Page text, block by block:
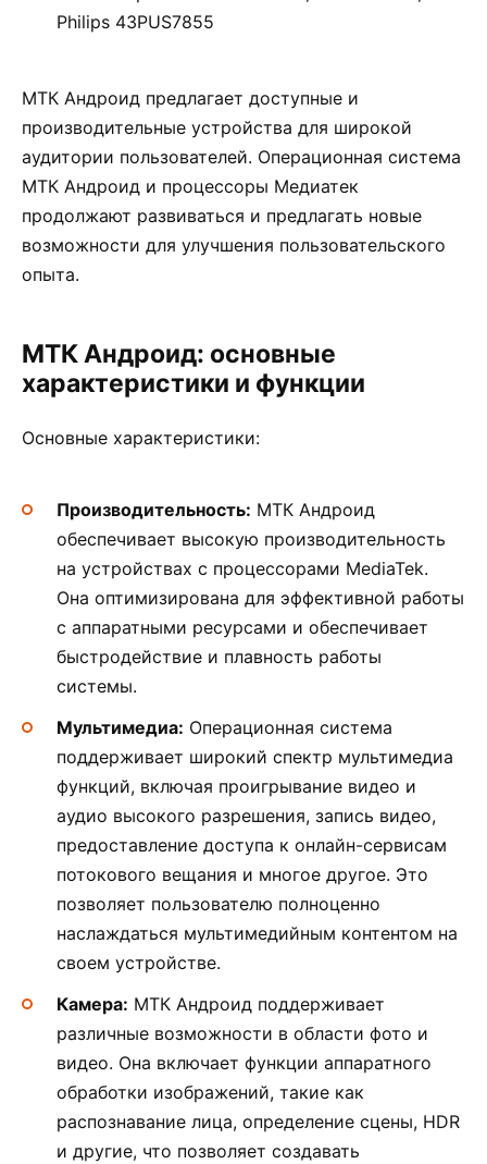
Philips 43PUS7855
МТК Андроид предлагает доступные и
производительные устройства для широкой
аудитории пользователей. Операционная система
МТК Андроид и процессоры Медиатек
продолжают развиваться и предлагать новые
возможности для улучшения пользовательского
опыта.
МТК Андроид: основные
характеристики и функции
Основные характеристики:
Производительность: МТК Андроид
обеспечивает высокую производительность
на устройствах с процессорами MediaTek.
Она оптимизирована для эффективной работы
с аппаратными ресурсами и обеспечивает
быстродействие и плавность работы
системы.
Мультимедиа: Операционная система
поддерживает широкий спектр мультимедиа
функций, включая проигрывание видео и
аудио высокого разрешения, запись видео,
предоставление доступа к онлайн-сервисам
потокового вещания и многое другое. Это
позволяет пользователю полноценно
наслаждаться мультимедийным контентом на
своем устройстве.
Камера: МТК Андроид поддерживает
различные возможности в области фото и
видео. Она включает функции аппаратного
обработки изображений, такие как
распознавание лица, определение сцены, HDR
и другие, что позволяет создавать